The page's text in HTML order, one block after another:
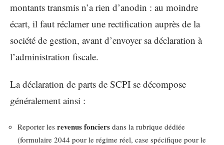
montants transmis n’a rien d’anodin : au moindre
écart, il faut réclamer une rectification auprès de la
société de gestion, avant d’envoyer sa déclaration à
l’administration fiscale.
La déclaration de parts de SCPI se décompose
généralement ainsi :
Reporter les revenus fonciers dans la rubrique dédiée
(formulaire 2044 pour le régime réel, case spécifique pour le